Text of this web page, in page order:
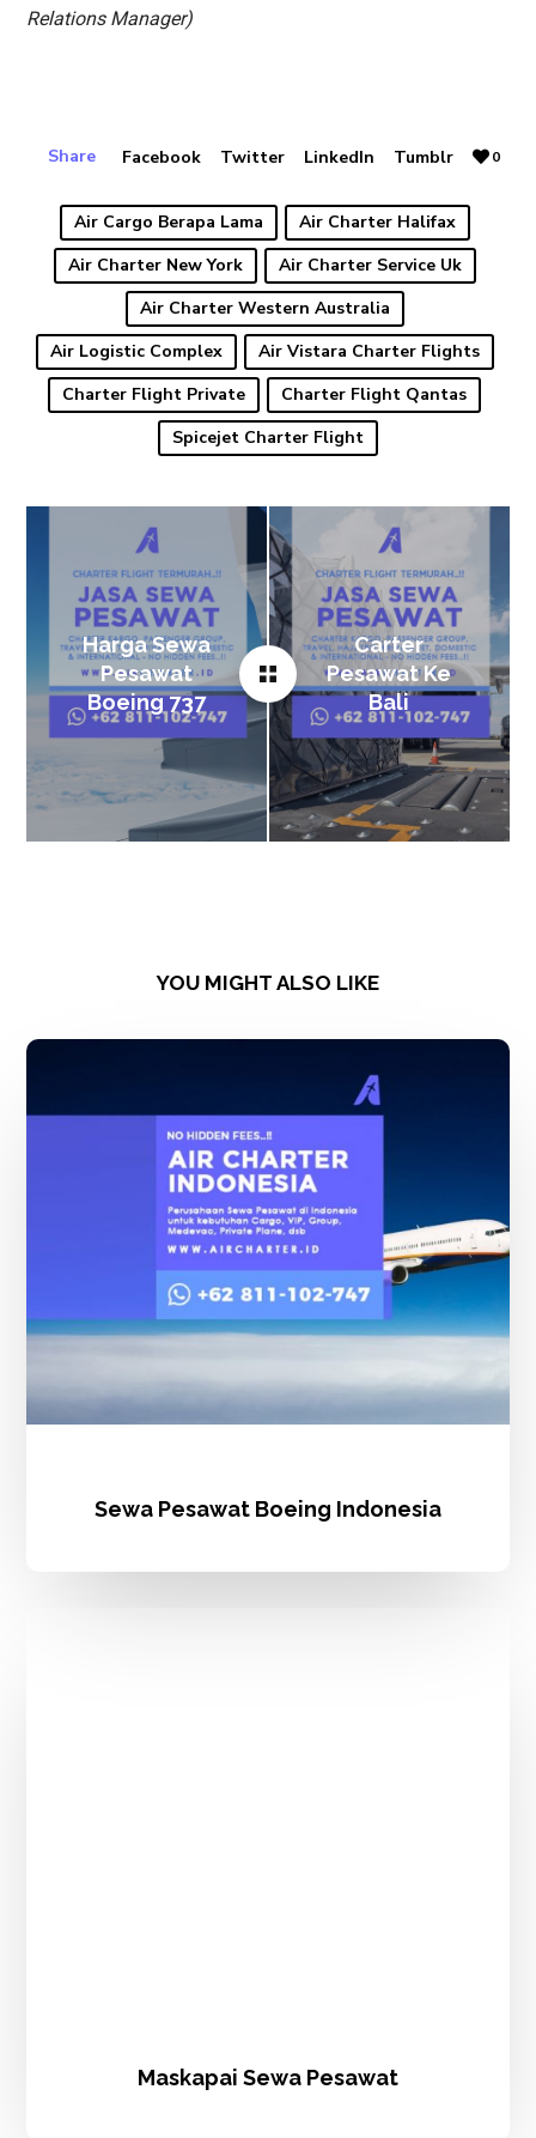
Relations Manager)
Share Facebook Twitter LinkedIn Tumblr 0
Air Cargo Berapa Lama
Air Charter Halifax
Air Charter New York
Air Charter Service Uk
Air Charter Western Australia
Air Logistic Complex
Air Vistara Charter Flights
Charter Flight Private
Charter Flight Qantas
Spicejet Charter Flight
Harga Sewa
Pesawat
Boeing 737
Carter
Pesawat Ke
Bali
YOU MIGHT ALSO LIKE
Boeing
Indonesia
Sewa Pesawat Boeing Indonesia
Maskapai Sewa Pesawat